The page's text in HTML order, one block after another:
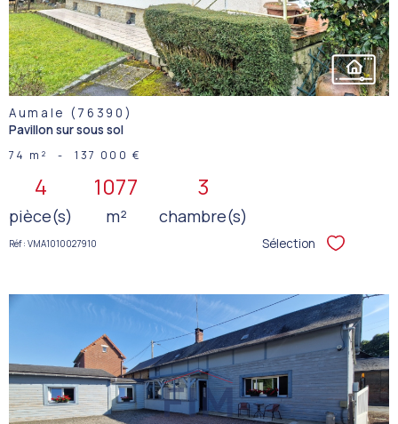
Aumale (76390)
Pavillon sur sous sol
74 m² - 137 000 €
4
pièce(s)
1077
m²
3
chambre(s)
Réf : VMA1010027910 Sélection Sélectionner
VOIR LE